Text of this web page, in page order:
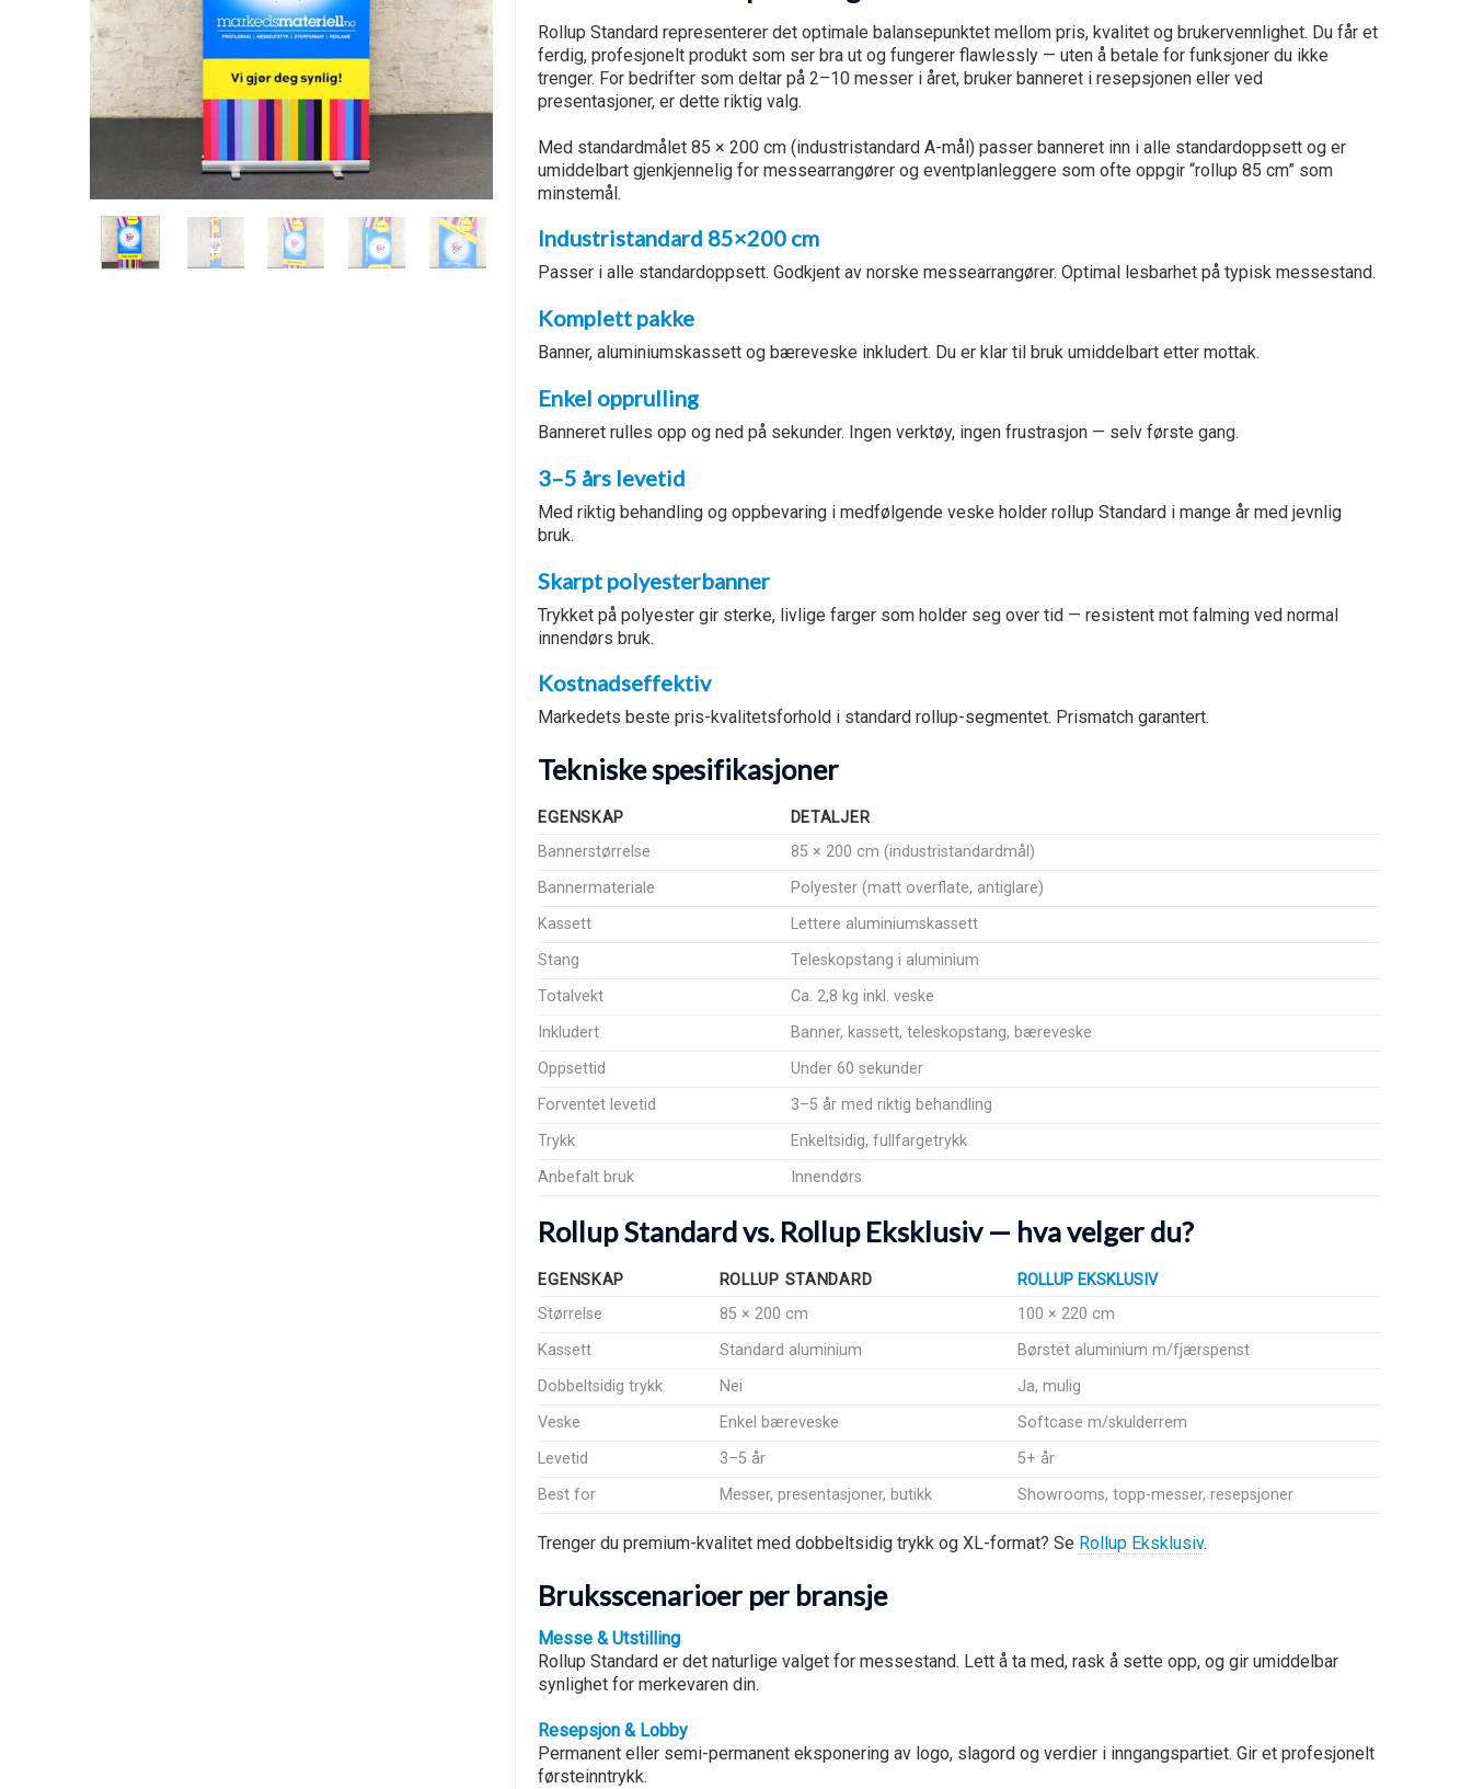
Rollup Standard representerer det optimale balansepunktet mellom pris, kvalitet og brukervennlighet. Du får et
ferdig, profesjonelt produkt som ser bra ut og fungerer flawlessly — uten å betale for funksjoner du ikke
trenger. For bedrifter som deltar på 2–10 messer i året, bruker banneret i resepsjonen eller ved
presentasjoner, er dette riktig valg.
Med standardmålet 85 × 200 cm (industristandard A-mål) passer banneret inn i alle standardoppsett og er
umiddelbart gjenkjennelig for messearrangører og eventplanleggere som ofte oppgir “rollup 85 cm” som
minstemål.
Industristandard 85×200 cm
Passer i alle standardoppsett. Godkjent av norske messearrangører. Optimal lesbarhet på typisk messestand.
Komplett pakke
Banner, aluminiumskassett og bæreveske inkludert. Du er klar til bruk umiddelbart etter mottak.
Enkel opprulling
Banneret rulles opp og ned på sekunder. Ingen verktøy, ingen frustrasjon — selv første gang.
3–5 års levetid
Med riktig behandling og oppbevaring i medfølgende veske holder rollup Standard i mange år med jevnlig
bruk.
Skarpt polyesterbanner
Trykket på polyester gir sterke, livlige farger som holder seg over tid — resistent mot falming ved normal
innendørs bruk.
Kostnadseffektiv
Markedets beste pris-kvalitetsforhold i standard rollup-segmentet. Prismatch garantert.
Tekniske spesifikasjoner
EGENSKAP
DETALJER
Bannerstørrelse
85 × 200 cm (industristandardmål)
Bannermateriale
Polyester (matt overflate, antiglare)
Kassett
Lettere aluminiumskassett
Stang
Teleskopstang i aluminium
Totalvekt
Ca. 2,8 kg inkl. veske
Inkludert
Banner, kassett, teleskopstang, bæreveske
Oppsettid
Under 60 sekunder
Forventet levetid
3–5 år med riktig behandling
Trykk
Enkeltsidig, fullfargetrykk
Anbefalt bruk
Innendørs
Rollup Standard vs. Rollup Eksklusiv — hva velger du?
EGENSKAP ROLLUP STANDARD
ROLLUP EKSKLUSIV
Størrelse
85 × 200 cm
100 × 220 cm
Kassett
Standard aluminium
Børstet aluminium m/fjærspenst
Dobbeltsidig trykk
Nei
Ja, mulig
Veske
Enkel bæreveske
Softcase m/skulderrem
Levetid
3–5 år
5+ år
Best for
Messer, presentasjoner, butikk Showrooms, topp-messer, resepsjoner
Trenger du premium-kvalitet med dobbeltsidig trykk og XL-format? Se Rollup Eksklusiv.
Bruksscenarioer per bransje
Messe & Utstilling
Rollup Standard er det naturlige valget for messestand. Lett å ta med, rask å sette opp, og gir umiddelbar
synlighet for merkevaren din.
Resepsjon & Lobby
Permanent eller semi-permanent eksponering av logo, slagord og verdier i inngangspartiet. Gir et profesjonelt
førsteinntrykk.